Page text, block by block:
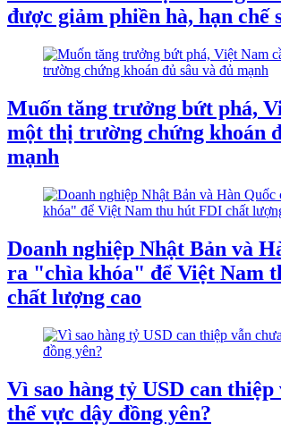
được giảm phiền hà, hạn chế
Muốn tăng trưởng bứt phá,
một thị trường chứng khoán
mạnh
Doanh nghiệp Nhật Bản và
ra "chìa khóa" để Việt Nam
chất lượng cao
Vì sao hàng tỷ USD can thiệp
thể vực dậy đồng yên?